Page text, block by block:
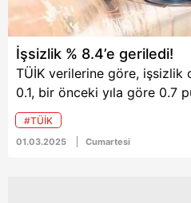
İşsizlik % 8.4’e geriledi!
TÜİK verilerine göre, işsizlik
0.1, bir önceki yıla göre 0.7
geriledi.
#TÜİK
01.03.2025 Cumartesi